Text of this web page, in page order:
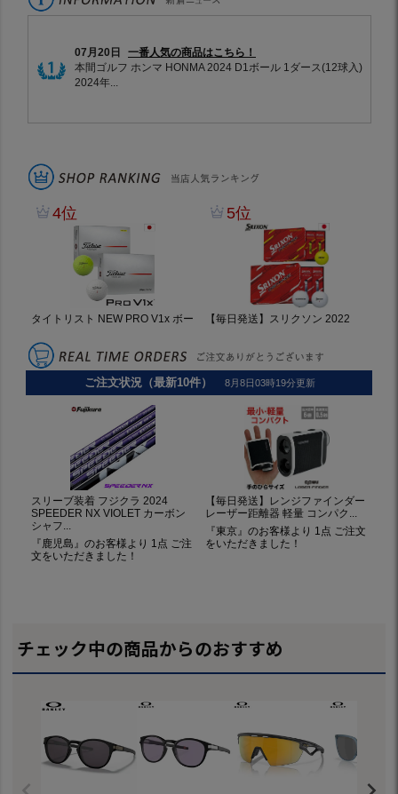
チェック中の商品からのおすすめ